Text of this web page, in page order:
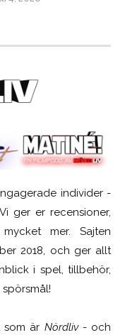
individer -
ger er recensioner,
mer. Sajten
2018, och ger allt
i spel, tillbehör,
som är Nördliv- och